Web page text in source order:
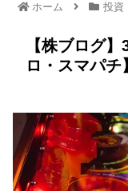
ホーム 投資
【株ブログ
ロ・スマパチ】